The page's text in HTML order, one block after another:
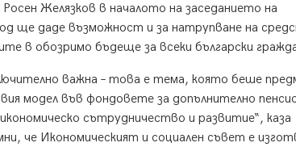
Желязков в началото на заседанието на
ще даде възможност и за натрупване на
в обозримо бъдеще за всеки български
важна – това е тема, която беше
модел във фондовете за допълнително
сътрудничество и развитие“, каза
че Икономическият и социален съвет е